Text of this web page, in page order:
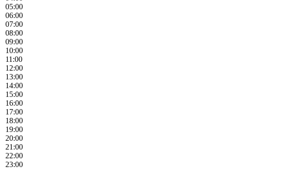
05:00
06:00
07:00
08:00
09:00
10:00
11:00
12:00
13:00
14:00
15:00
16:00
17:00
18:00
19:00
20:00
21:00
22:00
23:00